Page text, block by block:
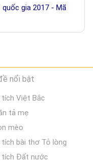
gia 2017 - Mã
nổi bật
tích Việt Bắc
tả mẹ
mèo
tích bài thơ Tỏ lòng
tích Đất nước